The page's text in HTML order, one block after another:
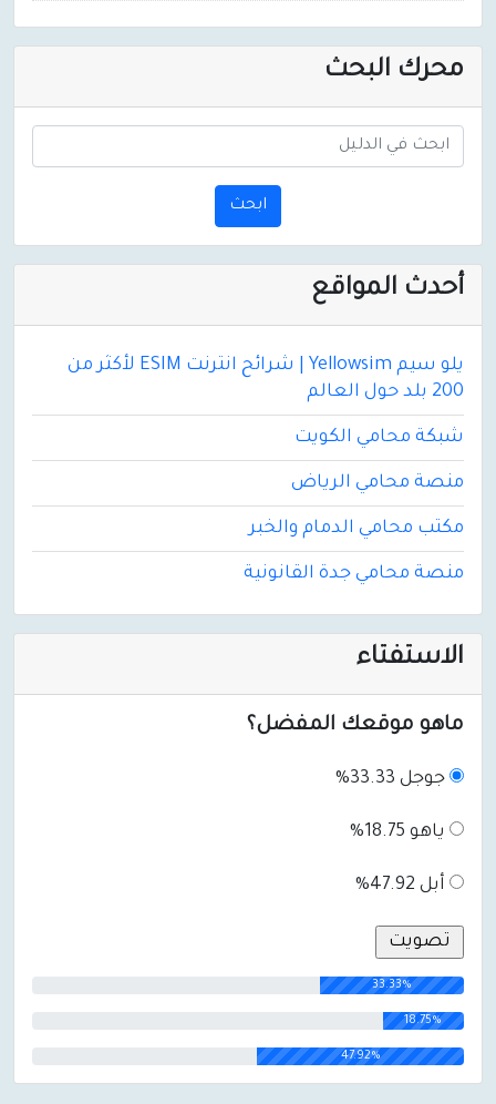
محرك البحث
ابحث
أحدث المواقع
يلو سيم Yellowsim | شرائح انترنت ESIM لأكثر من
200 بلد حول العالم
شبكة محامي الكويت
منصة محامي الرياض
مكتب محامي الدمام والخبر
منصة محامي جدة القانونية
الاستفتاء
ماهو موقعك المفضل؟
جوجل 33.33%
ياهو 18.75%
أبل 47.92%
33.33%
18.75%
47.92%